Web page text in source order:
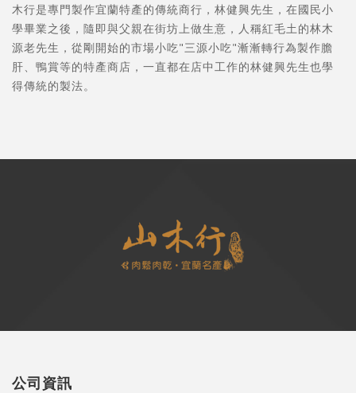
木行是專門製作宜蘭特產的傳統商行，林健興先生，在國民小
學畢業之後，隨即與父親在街坊上做生意，人稱紅毛土的林木
源老先生，從剛開始的市場小吃"三源小吃"漸漸轉行為製作膽
肝、鴨賞等的特產商店，一直都在店中工作的林健興先生也學
得傳統的製法。
公司資訊